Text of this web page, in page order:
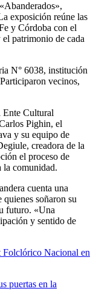
exposición reúne las
y Córdoba con el
patrimonio de cada
N° 6038, institución
vecinos,
Ente Cultural
Pighin, el
y su equipo de
creadora de la
el proceso de
la comunidad.
cuenta una
soñaron su
futuro. «Una
y sentido de
Folclórico Nacional en
puertas en la